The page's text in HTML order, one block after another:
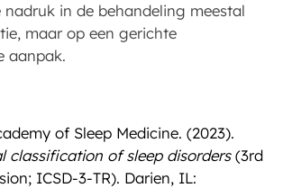
in de behandeling meestal
maar op een gerichte
aanpak.
of Sleep Medicine. (2023).
classification of sleep disorders(3rd
ICSD-3-TR). Darien, IL: